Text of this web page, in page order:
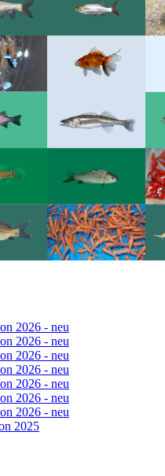
2026 - neu
2026 - neu
2026 - neu
2026 - neu
2026 - neu
2026 - neu
2026 - neu
2025